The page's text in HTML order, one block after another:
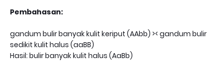
Pembahasan:
gandum bulir banyak kulit keriput (AAbb) >< gandum bulir
sedikit kulit halus (aaBB)
Hasil: bulir banyak kulit halus (AaBb)